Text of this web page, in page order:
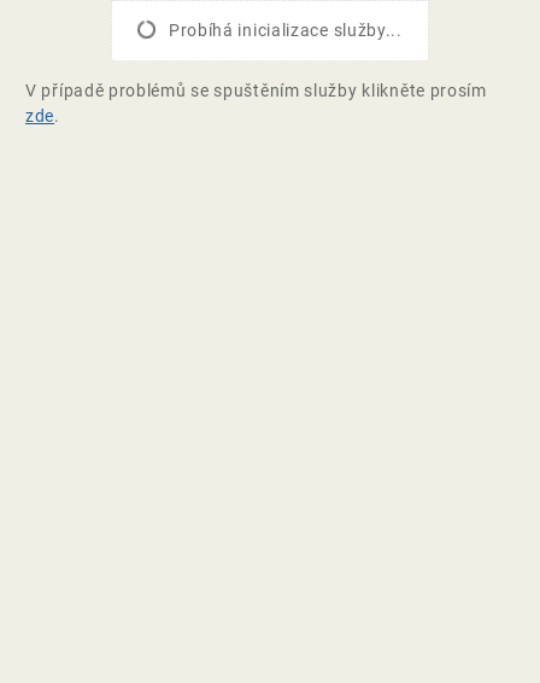
Probíhá inicializace služby...
V případě problémů se spuštěním služby klikněte prosím
zde.